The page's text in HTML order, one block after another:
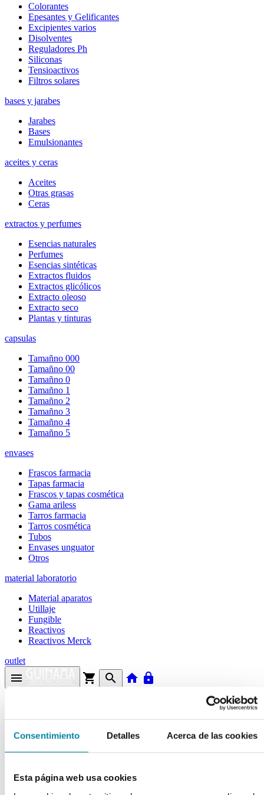
Consentimiento Detalles Acerca de las cookies
Esta página web usa cookies
Colorantes
Epesantes y Gelificantes
Excipientes varios
Disolventes
Reguladores Ph
Siliconas
Tensioactivos
Filtros solares
bases y jarabes
Jarabes
Bases
Emulsionantes
aceites y ceras
Aceites
Otras grasas
Ceras
extractos y perfumes
Esencias naturales
Perfumes
Esencias sintéticas
Extractos fluidos
Extractos glicólicos
Extracto oleoso
Extracto seco
Plantas y tinturas
capsulas
Tamañno 000
Tamañno 00
Tamañno 0
Tamañno 1
Tamañno 2
Tamañno 3
Tamañno 4
Tamañno 5
envases
Frascos farmacia
Tapas farmacia
Frascos y tapas cosmética
Gama ariless
Tarros farmacia
Tarros cosmética
Tubos
Envases unguator
Otros
material laboratorio
Material aparatos
Utillaje
Fungible
Reactivos
Reactivos Merck
outlet
menu shopping_cart search home lock
arrow_backFicha de producto